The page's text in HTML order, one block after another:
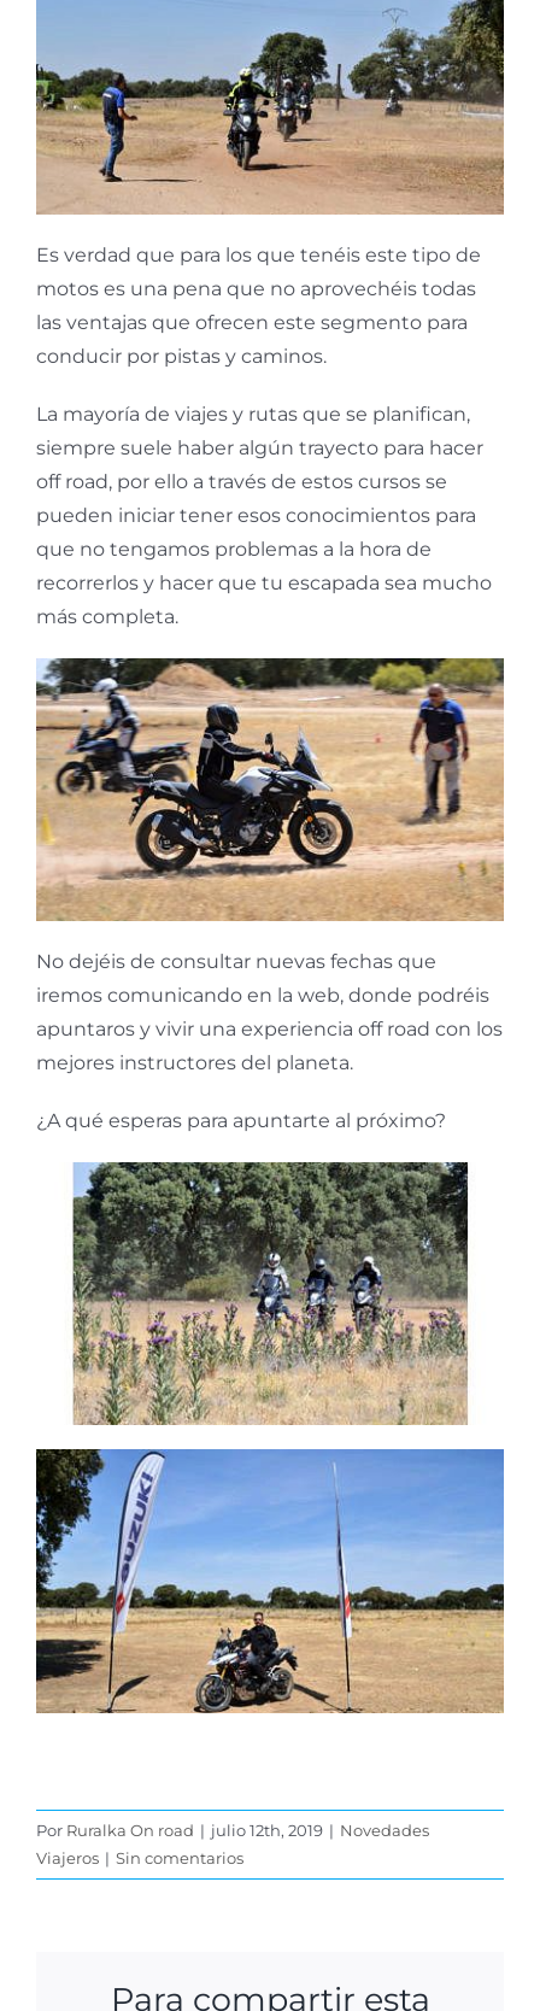
Es verdad que para los que tenéis este tipo de
motos es una pena que no aprovechéis todas
las ventajas que ofrecen este segmento para
conducir por pistas y caminos.
La mayoría de viajes y rutas que se planifican,
siempre suele haber algún trayecto para hacer
off road, por ello a través de estos cursos se
pueden iniciar tener esos conocimientos para
que no tengamos problemas a la hora de
recorrerlos y hacer que tu escapada sea mucho
más completa.
No dejéis de consultar nuevas fechas que
iremos comunicando en la web, donde podréis
apuntaros y vivir una experiencia off road con los
mejores instructores del planeta.
¿A qué esperas para apuntarte al próximo?
Por Ruralka On road | julio 12th, 2019 | Novedades
Viajeros | Sin comentarios
Para compartir esta